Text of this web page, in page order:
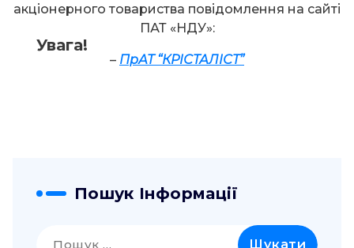
Увага!
акціонерного товариства повідомлення на сайті
ПАТ «НДУ»:
– ПрАТ “КРІСТАЛІСТ”
Пошук Інформації